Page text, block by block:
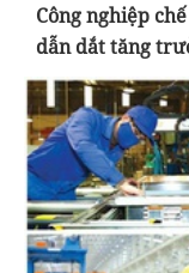
Công nghiệp
dẫn dắt tăng